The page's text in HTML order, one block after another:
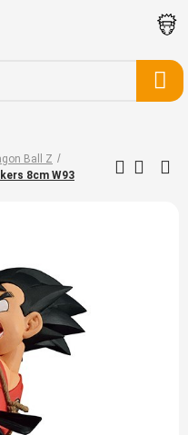
Ball Z
8cm W93